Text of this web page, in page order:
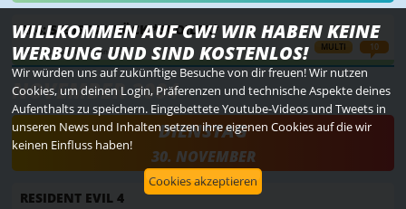
MULTI 10
RE4: SIE IST ZURÜCK *SPOILER*
Donnerstag um 11:49 von Becks
NOVEMBER 2004
DIENSTAG
30. NOVEMBER
RESIDENT EVIL 4
WILLKOMMEN AUF CW! WIR HABEN KEINE
WERBUNG UND SIND KOSTENLOS!
Wir würden uns auf zukünftige Besuche von dir freuen! Wir nutzen
Cookies, um deinen Login, Präferenzen und technische Aspekte deines
Aufenthalts zu speichern. Eingebettete Youtube-Videos und Tweets in
unseren News und Inhalten setzen ihre eigenen Cookies auf die wir
keinen Einfluss haben!
Cookies akzeptieren